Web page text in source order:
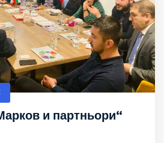
и партньори“